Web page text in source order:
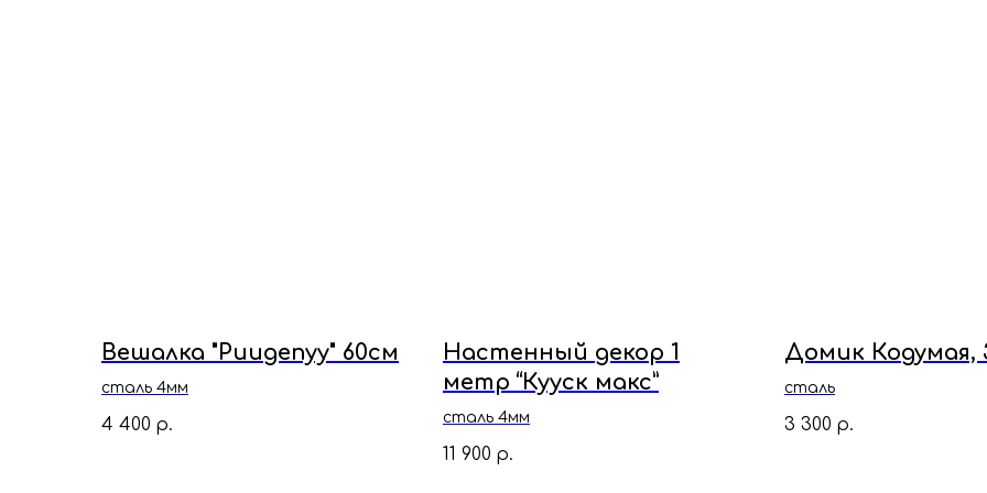
Вешалка "Риидепуу" 60см
сталь 4мм
4 400 р.
Настенный декор 1
метр “Кууск макс”
сталь 4мм
11 900 р.
Домик Кодумая,
сталь
3 300 р.